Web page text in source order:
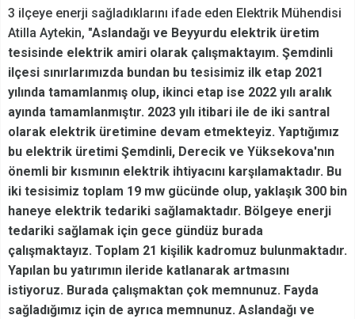
3 ilçeye enerji sağladıklarını ifade eden Elektrik Mühendisi
Atilla Aytekin, "Aslandağı ve Beyyurdu elektrik üretim
tesisinde elektrik amiri olarak çalışmaktayım. Şemdinli
ilçesi sınırlarımızda bundan bu tesisimiz ilk etap 2021
yılında tamamlanmış olup, ikinci etap ise 2022 yılı aralık
ayında tamamlanmıştır. 2023 yılı itibari ile de iki santral
olarak elektrik üretimine devam etmekteyiz. Yaptığımız
bu elektrik üretimi Şemdinli, Derecik ve Yüksekova'nın
önemli bir kısmının elektrik ihtiyacını karşılamaktadır. Bu
iki tesisimiz toplam 19 mw gücünde olup, yaklaşık 300 bin
haneye elektrik tedariki sağlamaktadır. Bölgeye enerji
tedariki sağlamak için gece gündüz burada
çalışmaktayız. Toplam 21 kişilik kadromuz bulunmaktadır.
Yapılan bu yatırımın ileride katlanarak artmasını
istiyoruz. Burada çalışmaktan çok memnunuz. Fayda
sağladığımız için de ayrıca memnunuz. Aslandağı ve